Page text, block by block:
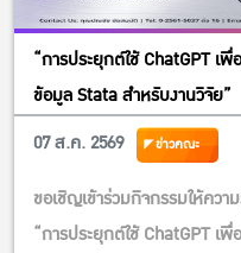
“การประยุกต์ใช้ ChatGPT เ
ข้อมูล Stata สำหรับงานวิจัย”
07 ส.ค. 2569
ข่าวคณะ
ขอเชิญเข้าร่วมกิจกรรมให้ควา
“การประยุกต์ใช้ ChatGPT เ